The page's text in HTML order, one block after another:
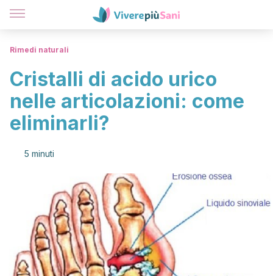
Rimedi naturali
Cristalli di acido urico
nelle articolazioni: come
eliminarli?
5 minuti